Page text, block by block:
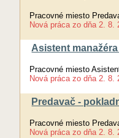
Pracovné miesto
Nová práca zo dňa 2. 8.
Asistent
Pracovné miesto
Nová práca zo dňa 2. 8.
Predavač -
Pracovné miesto
Nová práca zo dňa 2. 8.